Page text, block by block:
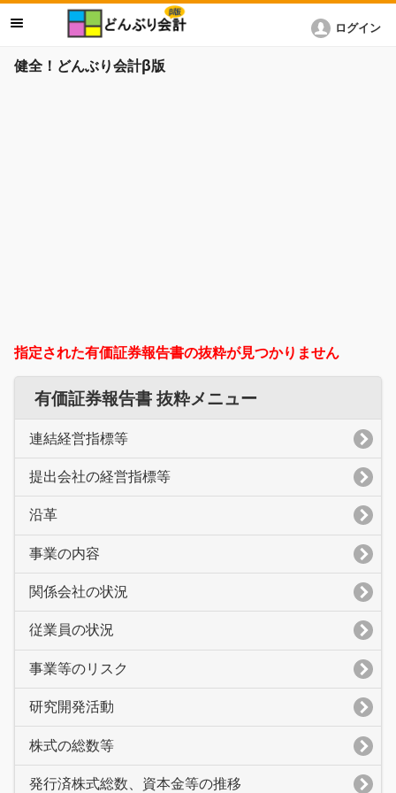
健全！どんぶり会計β版
ログイン
指定された有価証券報告書の抜粋が見つかりません
有価証券報告書 抜粋メニュー
連結経営指標等
提出会社の経営指標等
沿革
事業の内容
関係会社の状況
従業員の状況
事業等のリスク
研究開発活動
株式の総数等
発行済株式総数、資本金等の推移